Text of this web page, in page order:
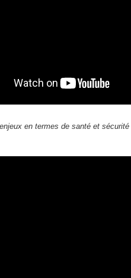
en termes de santé et sécurité